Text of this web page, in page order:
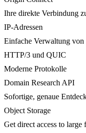
Ihre direkte Verbindung
IP-Adressen
Einfache Verwaltung von
HTTP/3 und QUIC
Moderne Protokolle
Domain Research API
Sofortige, genaue
Object Storage
Get direct access to large